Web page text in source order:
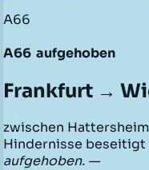
A66
A66 aufgehoben
Frankfurt →
zwischen
Hindernisse beseitigt
aufgehoben. —